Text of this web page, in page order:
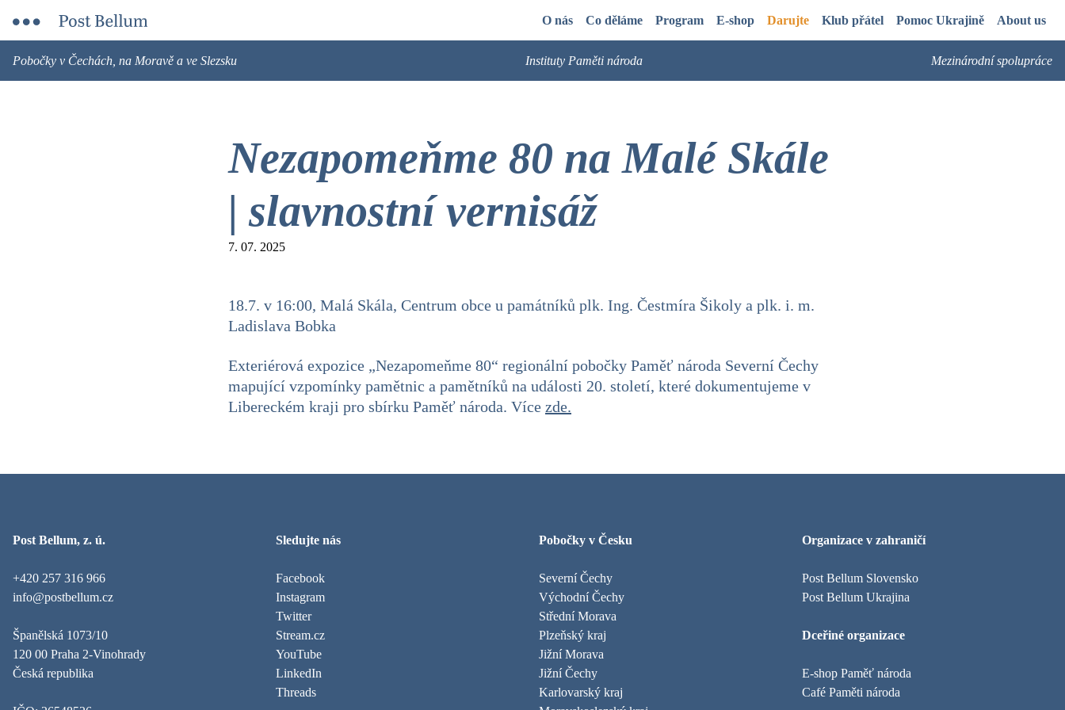
O nás Co děláme Program E-shop Darujte Klub přátel Pomoc Ukrajině About us
Pobočky v Čechách, na Moravě a ve Slezsku Instituty Paměti národa Mezinárodní spolupráce
Nezapomeňme 80 na Malé Skále
| slavnostní vernisáž
7. 07. 2025
18.7. v 16:00, Malá Skála, Centrum obce u památníků plk. Ing. Čestmíra Šikoly a plk. i. m.
Ladislava Bobka
Exteriérová expozice „Nezapomeňme 80“ regionální pobočky Paměť národa Severní Čechy
mapující vzpomínky pamětnic a pamětníků na události 20. století, které dokumentujeme v
Libereckém kraji pro sbírku Paměť národa. Více zde.
Post Bellum, z. ú.
+420 257 316 966
info@postbellum.cz
Španělská 1073/10
120 00 Praha 2-Vinohrady
Česká republika
Sledujte nás
Facebook
Instagram
Twitter
Stream.cz
YouTube
LinkedIn
Threads
Pobočky v Česku
Severní Čechy
Východní Čechy
Střední Morava
Plzeňský kraj
Jižní Morava
Jižní Čechy
Karlovarský kraj
Organizace v zahraničí
Post Bellum Slovensko
Post Bellum Ukrajina
Dceřiné organizace
E-shop Paměť národa
Café Paměti národa